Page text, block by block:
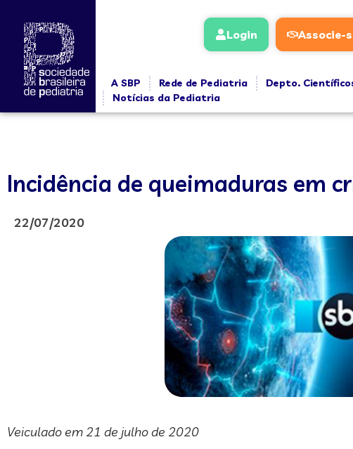
Login Associe-
A SBP Rede de Pediatria Depto.
Notícias da Pediatria
Incidência de queimaduras em
22/07/2020
Veiculado em 21 de julho de 2020